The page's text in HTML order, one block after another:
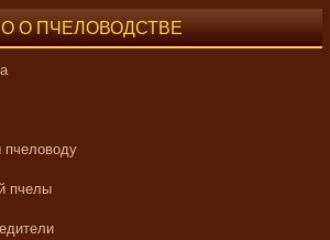
О ПЧЕЛОВОДСТВЕ
пчеловоду
пчелы